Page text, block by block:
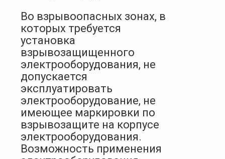
Во взрывоопасных зонах, в
которых требуется
установка
взрывозащищенного
электрооборудования, не
допускается
эксплуатировать
электрооборудование, не
имеющее маркировки по
взрывозащите на корпусе
электрооборудования.
Возможность применения